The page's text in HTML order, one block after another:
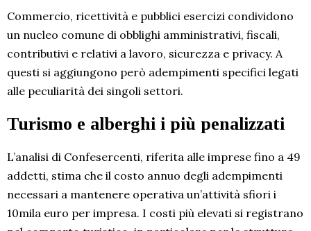
Commercio, ricettività e pubblici esercizi condividono
un nucleo comune di obblighi amministrativi, fiscali,
contributivi e relativi a lavoro, sicurezza e privacy. A
questi si aggiungono però adempimenti specifici legati
alle peculiarità dei singoli settori.
Turismo e alberghi i più penalizzati
L’analisi di Confesercenti, riferita alle imprese fino a 49
addetti, stima che il costo annuo degli adempimenti
necessari a mantenere operativa un’attività sfiori i
10mila euro per impresa. I costi più elevati si registrano